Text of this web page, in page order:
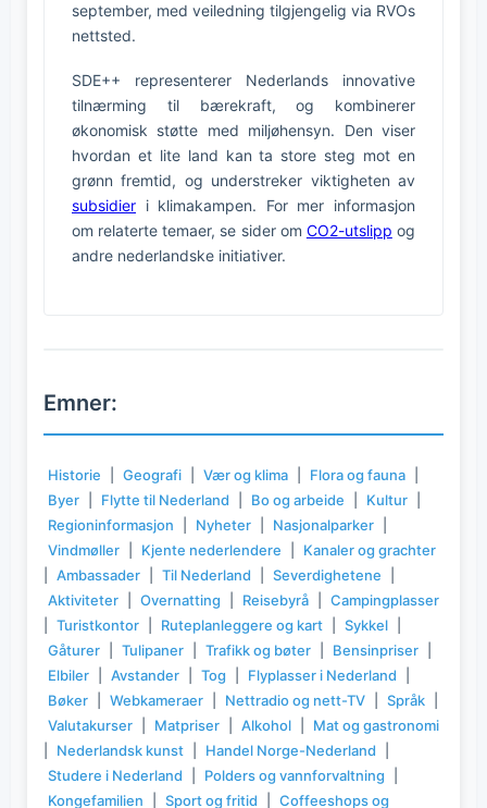
september, med veiledning tilgjengelig via RVOs
nettsted.
SDE++ representerer Nederlands innovative
tilnærming til bærekraft, og kombinerer
økonomisk støtte med miljøhensyn. Den viser
hvordan et lite land kan ta store steg mot en
grønn fremtid, og understreker viktigheten av
subsidier i klimakampen. For mer informasjon
om relaterte temaer, se sider om CO2-utslipp og
andre nederlandske initiativer.
Emner:
Historie Geografi Vær og klima Flora og fauna
Byer
Flytte til Nederland Bo og arbeide Kultur
Regioninformasjon
Nyheter Nasjonalparker
Vindmøller
Kjente nederlendere
Kanaler og grachter
Ambassader Til Nederland Severdighetene
Aktiviteter
Overnatting Reisebyrå
Campingplasser
Turistkontor Ruteplanleggere og kart Sykkel
Gåturer
Tulipaner Trafikk og bøter Bensinpriser
Elbiler
Avstander Tog Flyplasser i Nederland
Bøker
Webkameraer Nettradio og nett-TV Språk
Valutakurser
Matpriser Alkohol
Mat og gastronomi
Nederlandsk kunst Handel Norge-Nederland
Studere i Nederland
Polders og vannforvaltning
Kongefamilien
Sport og fritid
Coffeeshops og